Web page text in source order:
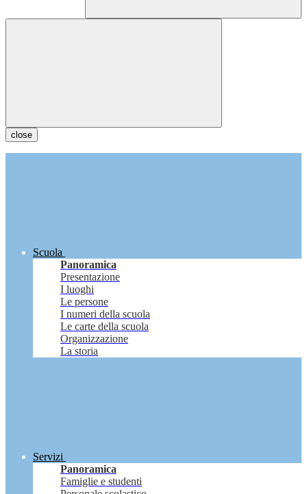
close
Scuola
Panoramica
Presentazione
I luoghi
Le persone
I numeri della scuola
Le carte della scuola
Organizzazione
La storia
Servizi
Panoramica
Famiglie e studenti